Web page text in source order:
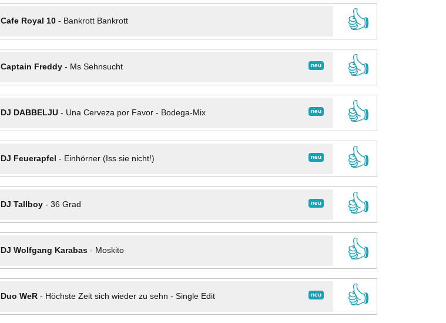
Cafe Royal 10- Bankrott Bankrott
👍
neu
Captain Freddy- Ms Sehnsucht
👍
neu
DJ DABBELJU- Una Cerveza por Favor - Bodega-Mix
👍
neu
DJ Feuerapfel - Einhörner (Iss sie nicht!)
👍
neu
DJ Tallboy- 36 Grad
👍
DJ Wolfgang Karabas- Moskito
👍
neu
Duo WeR- Höchste Zeit sich wieder zu sehn - Single Edit
👍